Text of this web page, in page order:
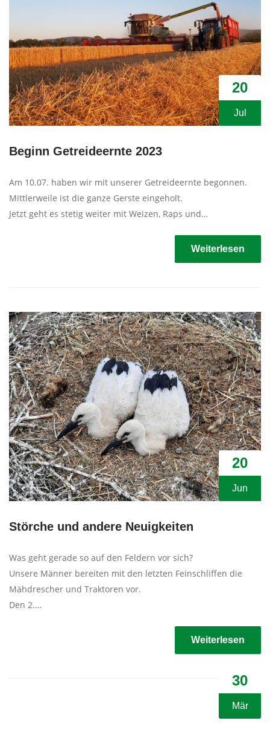
20
Jul
Beginn Getreideernte 2023
Am 10.07. haben wir mit unserer Getreideernte begonnen.
Mittlerweile ist die ganze Gerste eingeholt.
Jetzt geht es stetig weiter mit Weizen, Raps und…
Weiterlesen
20
Jun
Störche und andere Neuigkeiten
Was geht gerade so auf den Feldern vor sich?
Unsere Männer bereiten mit den letzten Feinschliffen die
Mähdrescher und Traktoren vor.
Den 2.…
Weiterlesen
30
Mär